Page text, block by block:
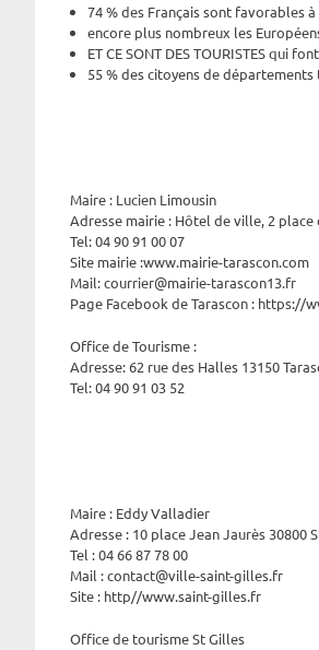
74 % des Français sont favorables
encore plus nombreux les
ET CE SONT DES TOURISTES qui
55 % des citoyens de
Maire : Lucien Limousin
Adresse mairie : Hôtel de ville, 2 place
Tel: 04 90 91 00 07
Site mairie :www.mairie-tarascon.com
Mail: courrier@mairie-tarascon13.fr
Page Facebook de Tarascon :
Office de Tourisme :
Adresse: 62 rue des Halles 13150
Tel: 04 90 91 03 52
Maire : Eddy Valladier
Adresse : 10 place Jean Jaurès 30800
Tel : 04 66 87 78 00
Mail : contact@ville-saint-gilles.fr
Site : http//www.saint-gilles.fr
Office de tourisme St Gilles